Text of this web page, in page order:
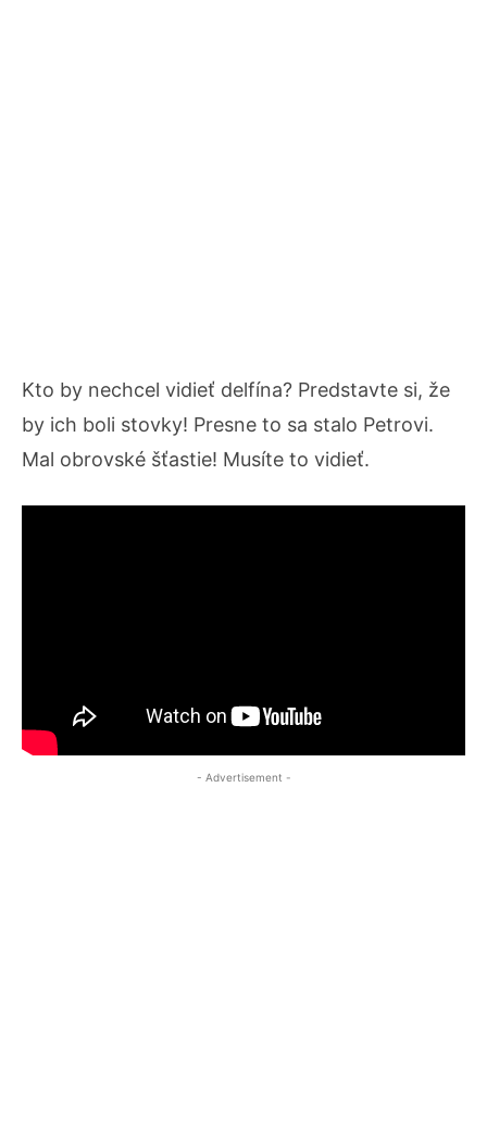
Kto by nechcel vidieť delfína? Predstavte si, že
by ich boli stovky! Presne to sa stalo Petrovi.
Mal obrovské šťastie! Musíte to vidieť.
- Advertisement -